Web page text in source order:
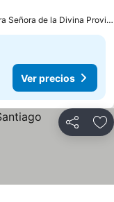
a 1.9 km de: Nuestra Señora de la Divina Providencia
Ver precios
Compartir